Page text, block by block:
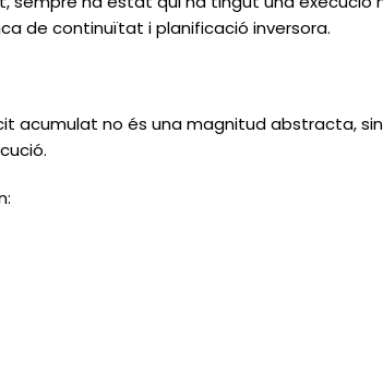
de continuïtat i planificació inversora.
acumulat no és una magnitud abstracta,